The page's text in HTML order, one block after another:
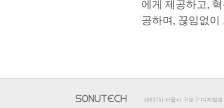
에게 제공하고,
공하며, 끊임없
(08375) 서울시 구로구 디지털